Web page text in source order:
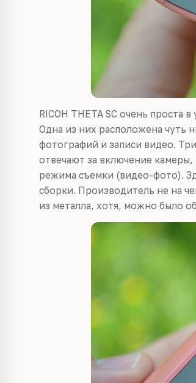
RICOH THETA SC очень проста
Одна из них расположена чуть
фотографий и записи видео.
отвечают за включение
режима съемки (видео-фото).
сборки. Производитель не на
из металла, хотя, можно было